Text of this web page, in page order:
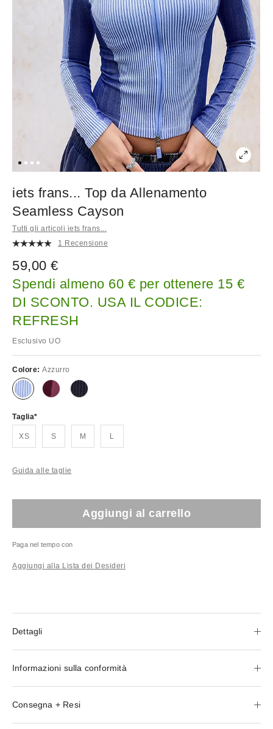
iets frans... Top da Allenamento
Seamless Cayson
Tutti gli articoli iets frans...
1 Recensione
59,00 €
Spendi almeno 60 € per ottenere 15 €
DI SCONTO. USA IL CODICE:
REFRESH
Esclusivo UO
Colore: Azzurro
Taglia
XS S M L
Guida alle taglie
Aggiungi al carrello
Paga nel tempo con
Aggiungi alla Lista dei Desideri
Dettagli
Informazioni sulla conformità
Consegna + Resi